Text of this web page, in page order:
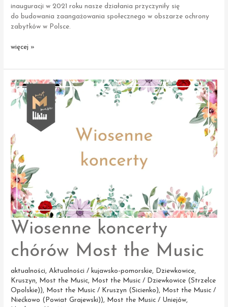
inauguracji w 2021 roku nasze działania przyczyniły się
do budowania zaangażowania społecznego w obszarze ochrony
zabytków w Polsce.
Świętujemy
Zabytków
więcej »
Wiosenne koncerty
chórów Most the Music
aktualności,Aktualności / kujawsko-pomorskie, Dziewkowice,
Kruszyn, Most the Music,
Most the Music / Dziewkowice (Strzelce
Opolskie)), Most the Music / Kruszyn (Sicienko),
Most the Music /
Niećkowo (Powiat Grajewski)), Most the Music / Uniejów,